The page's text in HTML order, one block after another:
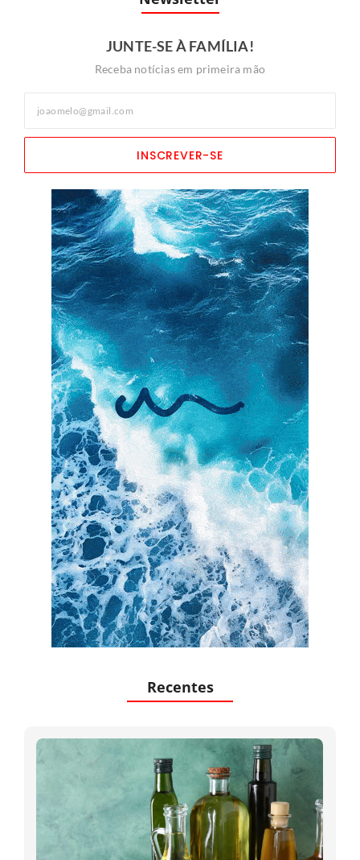
JUNTE-SE À FAMÍLIA!
Receba notícias em primeira mão
INSCREVER-SE
Recentes